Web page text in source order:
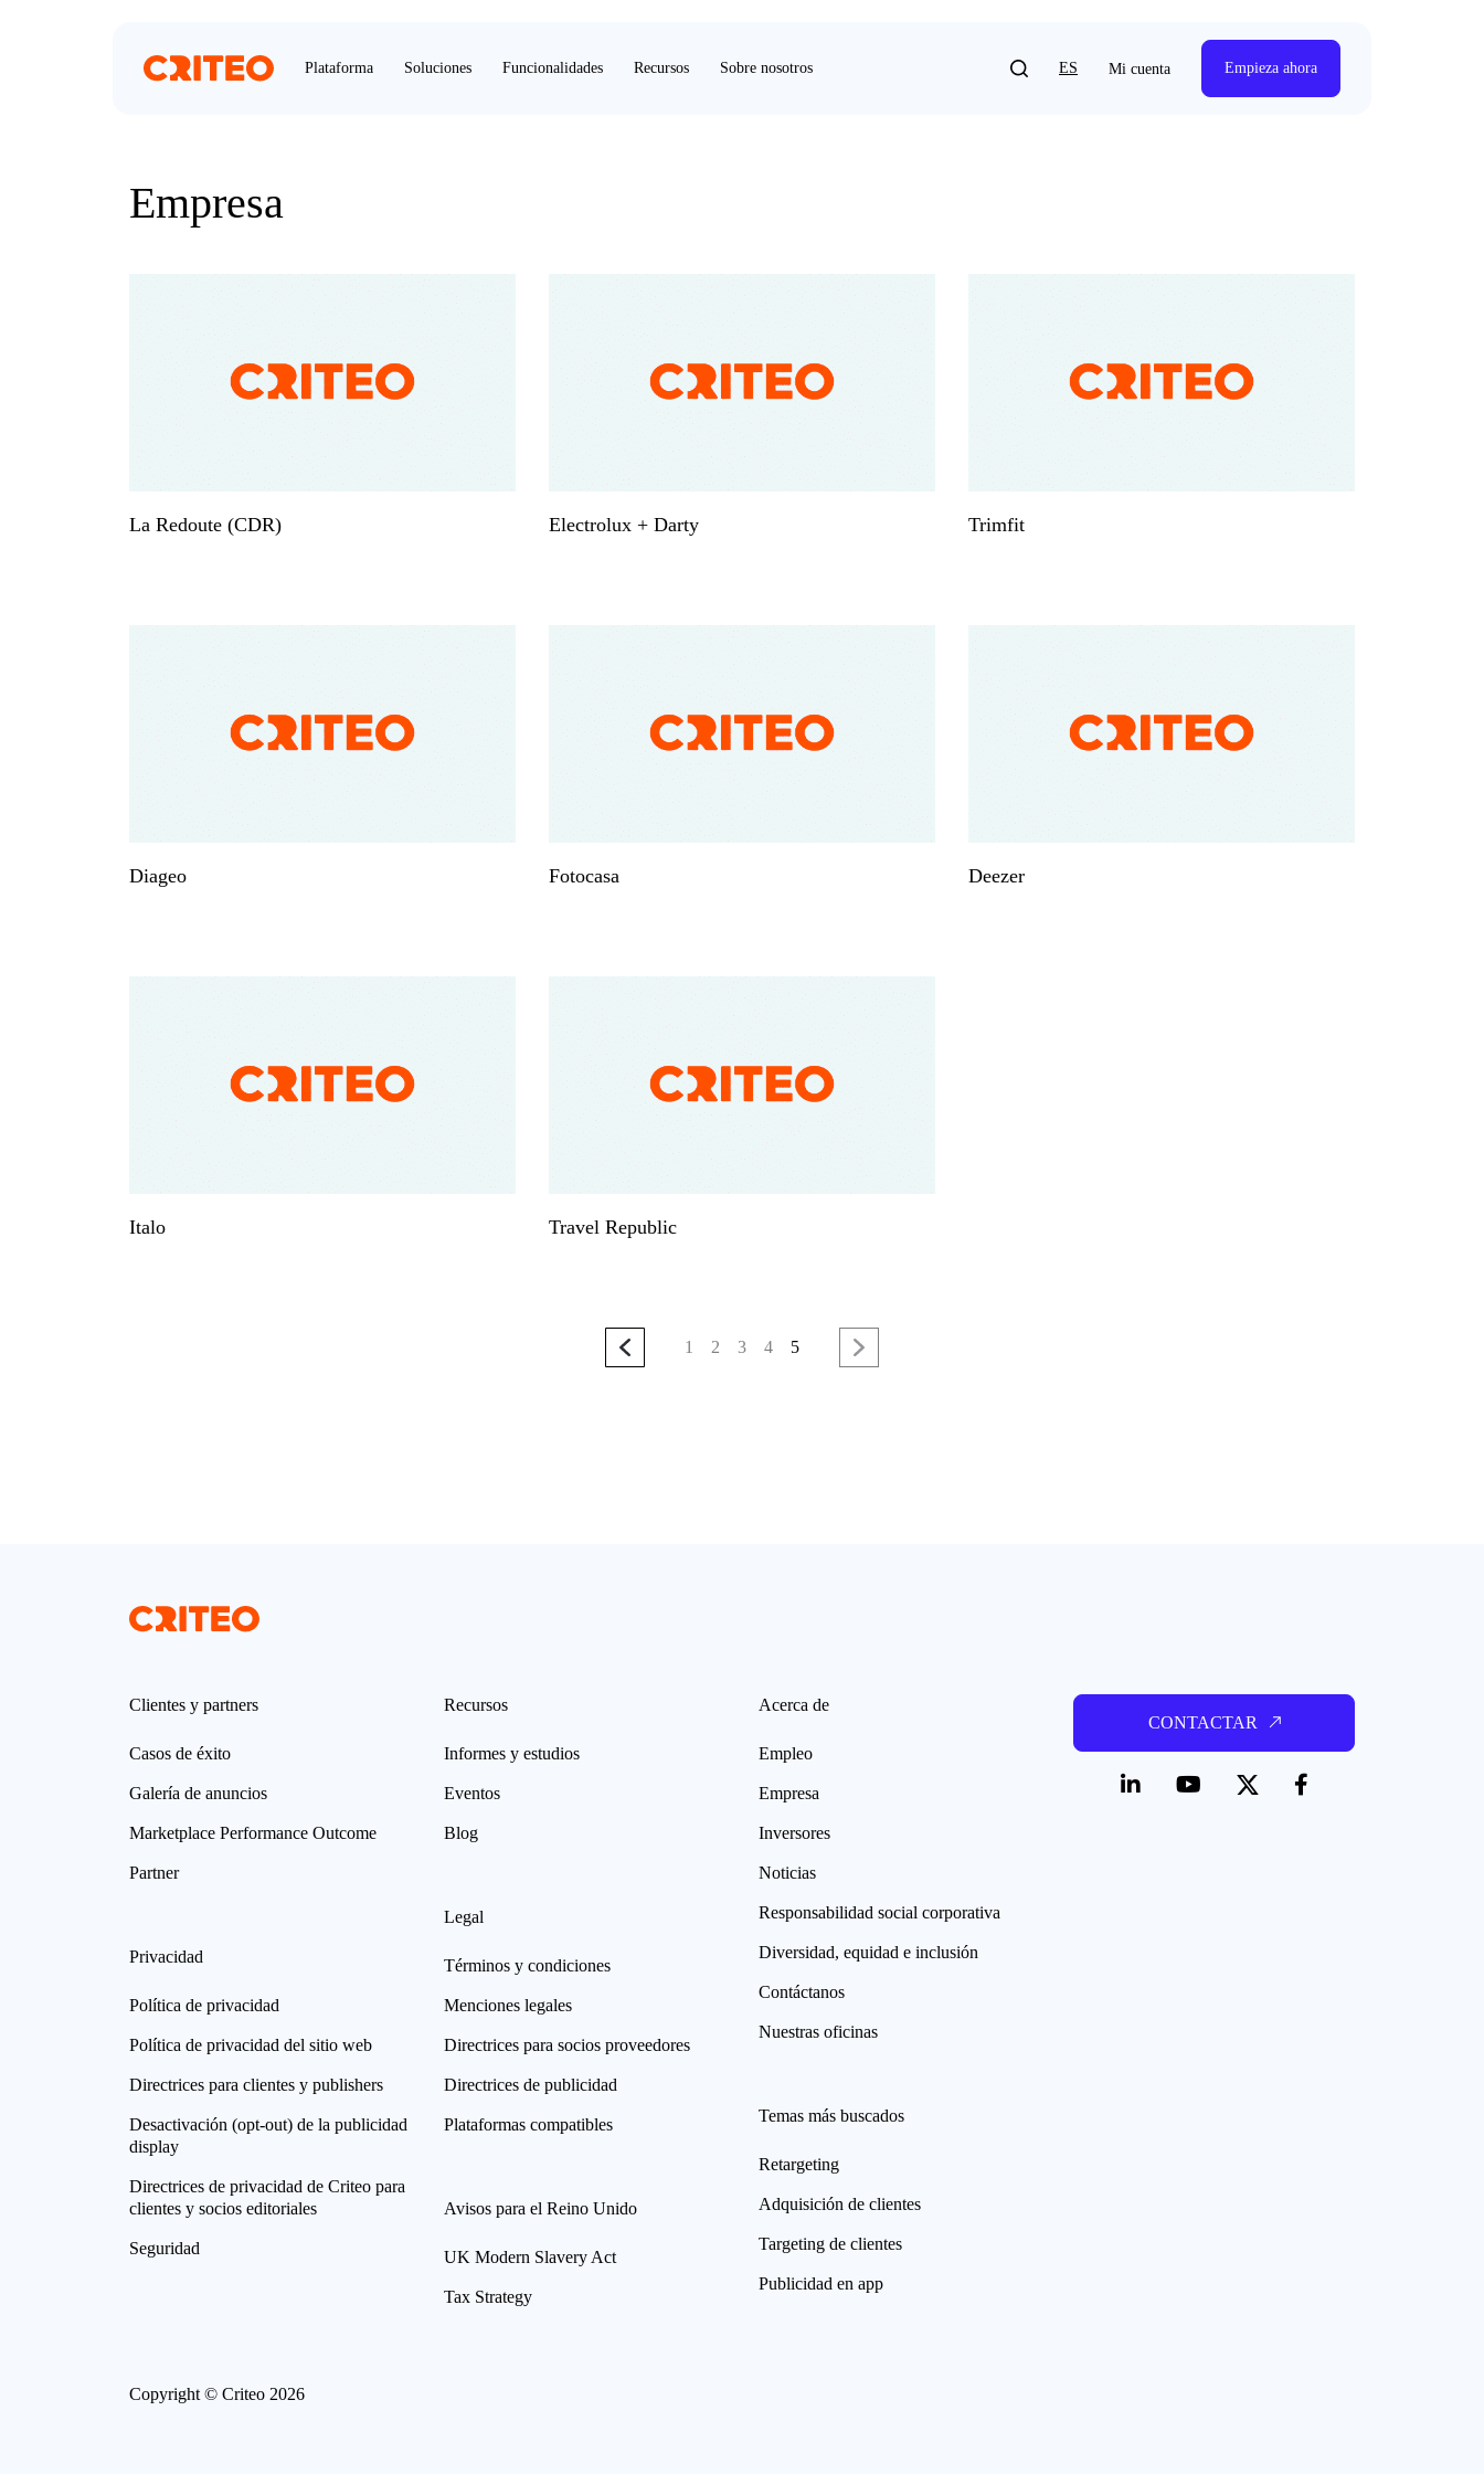
Plataforma Soluciones Funcionalidades Recursos Sobre nosotros ES Mi cuenta Empieza ahora
Empresa
La Redoute (CDR) Electrolux + Darty Trimfit
Diageo Fotocasa Deezer
Italo Travel Republic
1 2 3 4 5
Clientes y partners
Casos de éxito
Galería de anuncios
Marketplace Performance Outcome
Partner
Privacidad
Política de privacidad
Política de privacidad del sitio web
Directrices para clientes y publishers
Desactivación (opt-out) de la publicidad
display
Directrices de privacidad de Criteo para
clientes y socios editoriales
Seguridad
Recursos
Informes y estudios
Eventos
Blog
Legal
Términos y condiciones
Menciones legales
Directrices para socios proveedores
Directrices de publicidad
Plataformas compatibles
Avisos para el Reino Unido
UK Modern Slavery Act
Tax Strategy
Acerca de
Empleo
Empresa
Inversores
Noticias
Responsabilidad social corporativa
Diversidad, equidad e inclusión
Contáctanos
Nuestras oficinas
Temas más buscados
Retargeting
Adquisición de clientes
Targeting de clientes
Publicidad en app
CONTACTAR
Copyright © Criteo 2026